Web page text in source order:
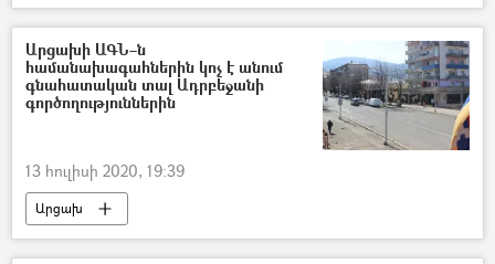
Գյումրի
Անձրև Կարկուտ
Արցախի ԱԳՆ–ն
համանախագահներին կոչ է անում
գնահատական տալ Ադրբեջանի
գործողություններին
13 հուլիսի 2020, 19:39
Արցախ
Հայ–ադրբեջանական սահմանին տիրող իրավիճակը